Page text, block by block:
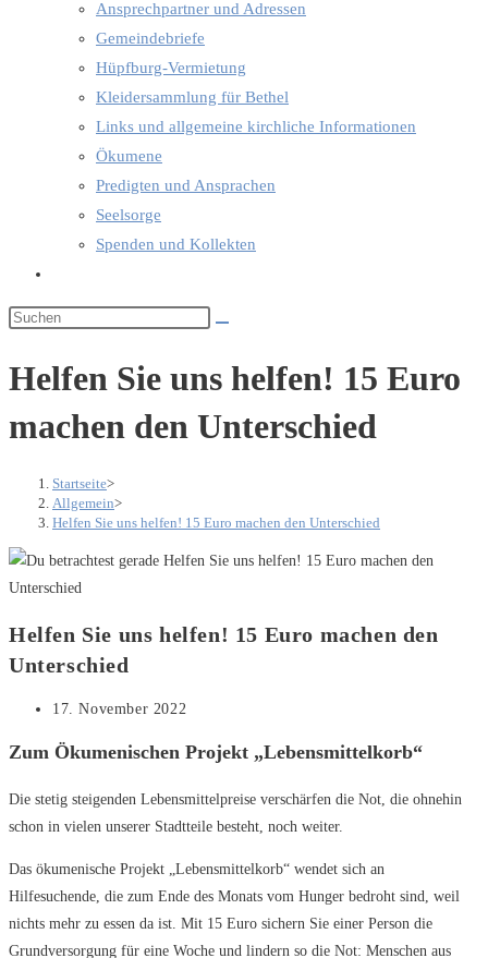
Ansprechpartner und Adressen
Gemeindebriefe
Hüpfburg-Vermietung
Kleidersammlung für Bethel
Links und allgemeine kirchliche Informationen
Ökumene
Predigten und Ansprachen
Seelsorge
Spenden und Kollekten
umschalten
Helfen Sie uns helfen! 15 Euro
machen den Unterschied
Startseite>
Allgemein>
Helfen Sie uns helfen! 15 Euro machen den Unterschied
Helfen Sie uns helfen! 15 Euro machen den
Unterschied
Beitrag
17. November 2022
Zum Ökumenischen Projekt „Lebensmittelkorb“
Die stetig steigenden Lebensmittelpreise verschärfen die Not, die ohnehin
schon in vielen unserer Stadtteile besteht, noch weiter.
Das ökumenische Projekt „Lebensmittelkorb“ wendet sich an
Hilfesuchende, die zum Ende des Monats vom Hunger bedroht sind, weil
nichts mehr zu essen da ist. Mit 15 Euro sichern Sie einer Person die
Grundversorgung für eine Woche und lindern so die Not: Menschen aus